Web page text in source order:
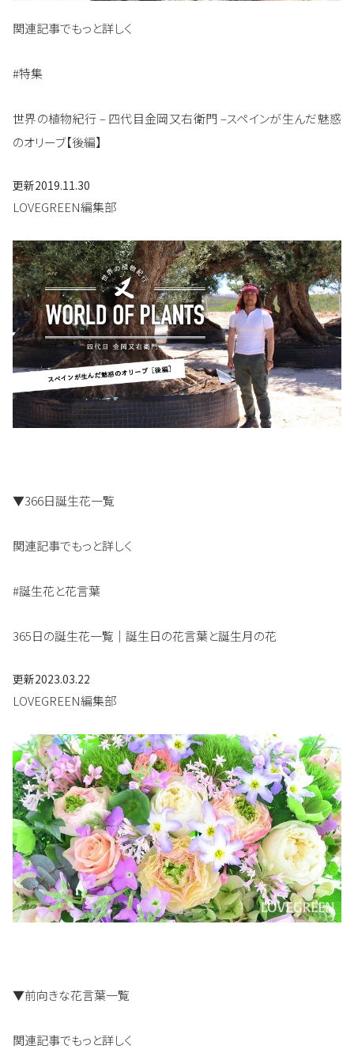
関連記事でもっと詳しく
#特集
世界の植物紀行 – 四代目金岡又右衛門 –スペインが生んだ魅惑
のオリーブ【後編】
更新2019.11.30
LOVEGREEN編集部
▼366日誕生花一覧
関連記事でもっと詳しく
#誕生花と花言葉
365日の誕生花一覧｜誕生日の花言葉と誕生月の花
更新2023.03.22
LOVEGREEN編集部
▼前向きな花言葉一覧
関連記事でもっと詳しく